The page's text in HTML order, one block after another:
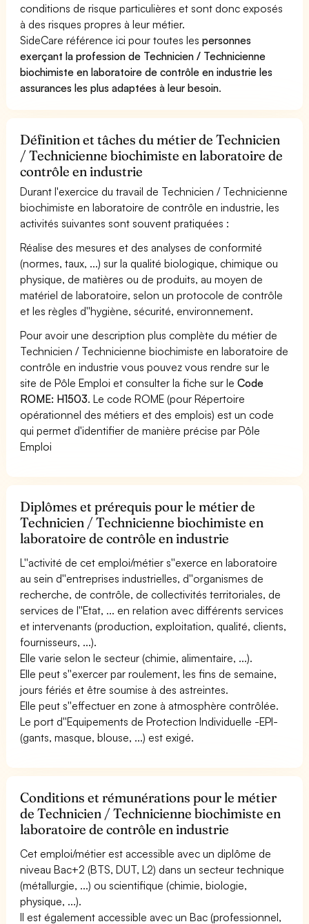
conditions de risque particulières et sont donc exposés
à des risques propres à leur métier.
SideCare référence ici pour toutes lespersonnes
exerçant la profession de Technicien / Technicienne
biochimiste en laboratoire de contrôle en industrie les
assurances les plus adaptées à leur besoin.
Définition et tâches du métier de Technicien
/ Technicienne biochimiste en laboratoire de
contrôle en industrie
Durant l'exercice du travail de Technicien / Technicienne
biochimiste en laboratoire de contrôle en industrie, les
activités suivantes sont souvent pratiquées :
Réalise des mesures et des analyses de conformité
(normes, taux, ...) sur la qualité biologique, chimique ou
physique, de matières ou de produits, au moyen de
matériel de laboratoire, selon un protocole de contrôle
et les règles d''hygiène, sécurité, environnement.
Pour avoir une description plus complète du métier de
Technicien / Technicienne biochimiste en laboratoire de
contrôle en industrie vous pouvez vous rendre sur le
site de Pôle Emploi et consulter la fiche sur leCode
ROME: H1503. Le code ROME (pour Répertoire
opérationnel des métiers et des emplois) est un code
qui permet d'identifier de manière précise par Pôle
Emploi
Diplômes et prérequis pour le métier de
Technicien / Technicienne biochimiste en
laboratoire de contrôle en industrie
L''activité de cet emploi/métier s''exerce en laboratoire
au sein d''entreprises industrielles, d''organismes de
recherche, de contrôle, de collectivités territoriales, de
services de l''Etat, ... en relation avec différents services
et intervenants (production, exploitation, qualité, clients,
fournisseurs, ...).
Elle varie selon le secteur (chimie, alimentaire, ...).
Elle peut s''exercer par roulement, les fins de semaine,
jours fériés et être soumise à des astreintes.
Elle peut s''effectuer en zone à atmosphère contrôlée.
Le port d''Equipements de Protection Individuelle -EPI-
(gants, masque, blouse, ...) est exigé.
Conditions et rémunérations pour le métier
de Technicien / Technicienne biochimiste en
laboratoire de contrôle en industrie
Cet emploi/métier est accessible avec un diplôme de
niveau Bac+2 (BTS, DUT, L2) dans un secteur technique
(métallurgie, ...) ou scientifique (chimie, biologie,
physique, ...).
Il est également accessible avec un Bac (professionnel,